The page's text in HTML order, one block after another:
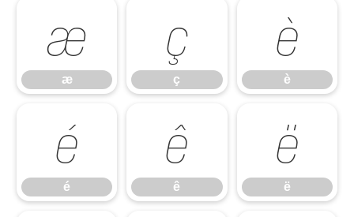
æ
æ
ç
ç
è
è
é
é
ê
ê
ë
ë